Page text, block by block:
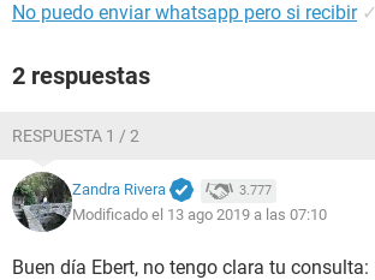
No puedo enviar whatsapp pero si recibir ✓
2 respuestas
RESPUESTA 1 / 2
Zandra Rivera 3.777
Modificado el 13 ago 2019 a las 07:10
Buen día Ebert, no tengo clara tu consulta: